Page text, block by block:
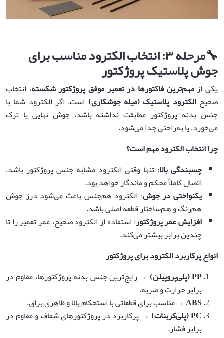
🔧مرحله۳: انتخاب الکترود مناسب برای
جوش پلاستیک پروژکتور
یکی ازمهم‌ترین فاکتورها در تعمیر موفق پروژکتور شکسته، انتخاب
صحیحالکترود پلاستیک (میله جوشکاری) است. اگر الکترود شما با
جنس بدنه پروژکتور مطابقت نداشته باشد، جوش نهایی یا ترک
می‌خورد، یا به‌راحتی جدا می‌شود.
چرا انتخاب الکترود مهم است؟
چسبندگی بالا: تنها وقتی الکترود مشابه جنس پروژکتور باشد،
اتصال کاملاً محکم و ماندگار خواهد بود.
یکنواختی در جوش: الکترود هم‌جنس باعث می‌شود درز جوش
هم‌رنگ و هم‌ساختار قطعه اصلی باشد.
افزایش عمر پروژکتور: استفاده از الکترود صحیح، عمر تعمیر را تا
چندین برابر بیشتر می‌کند.
انواع پرکاربرد الکترود برای پروژکتور
PP ( پلی‌پروپیلن) → رایج‌ترین جنس بدنه پروژکتورها، مقاوم در
برابر حرارت و ضربه.
ABS→ مناسب برای قطعاتی با استحکام بالا و ظاهری براق.
PC ( پلی‌کربنات) → پرکاربرد در پروژکتورهای شفاف و مقاوم در
برابر فشار.